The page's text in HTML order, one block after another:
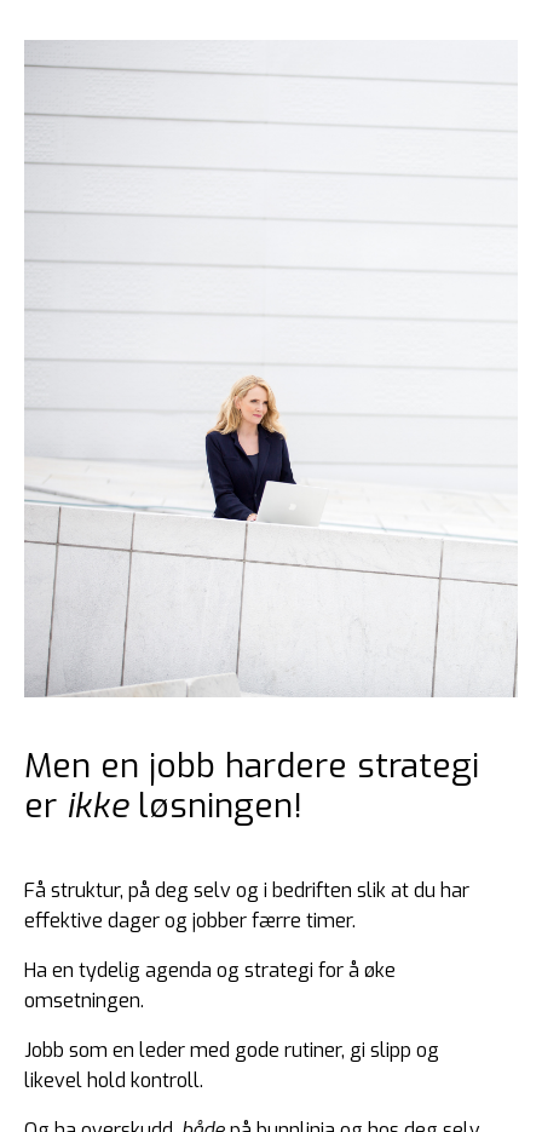
Men en jobb hardere strategi
er ikkeløsningen!
Få struktur, på deg selv og i bedriften slik at du har
effektive dager og jobber færre timer.
Ha en tydelig agenda og strategi for å øke
omsetningen.
Jobb som en leder med gode rutiner, gi slipp og
likevel hold kontroll.